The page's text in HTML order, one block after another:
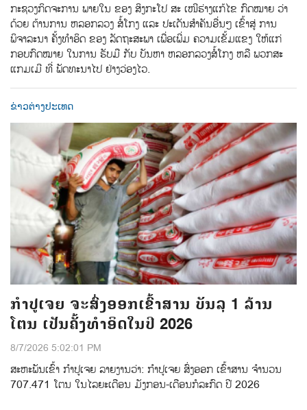
ກະຊວງກິດຈະການ ພາຍໃນ ຂອງ ສິງກະໂປ ສະ ເໜີຮ່າງແກ້ໄຂ ກົດໝາຍ ວ່າ
ດ້ວຍ ຕ້ານການ ຫລອກລວງ ສໍ້ໂກງ ແລະ ປະເດັນສຳຄັນອື່ນໆ ເຂົ້າສູ່ ການ
ພິຈາລະນາ ຄັ້ງທຳອິດ ຂອງ ລັດຖະສະພາ ເພື່ອເພີ່ມ ຄວາມເຂັ້ມແຂງ ໃຫ້ແກ່
ກອບກົດໝາຍ ໃນການ ຮັບມື ກັບ ບັນຫາ ຫລອກລວງສໍ້ໂກງ ຫລື ພວກສະ
ແກມເມີ ທີ່ ພັດທະນາໄປ ຢ່າງວ່ອງໄວ.
ຂ່າວຕ່າງປະເທດ
ກຳປູເຈຍ ຈະສົ່ງອອກເຂົ້າສານ ບັນລຸ 1 ລ້ານ
ໂຕນ ເປັນຄັ້ງທຳອິດໃນປີ 2026
8/7/2026 5:02:01 PM
ສະຫະພັນເຂົ້າ ກຳປູເຈຍ ລາຍງານວ່າ: ກໍາປູເຈຍ ສົ່ງອອກ ເຂົ້າສານ ຈຳນວນ
707.471 ໂຕນ ໃນໄລຍະເດືອນ ມັງກອນ-ເດືອນກໍລະກົດ ປີ 2026